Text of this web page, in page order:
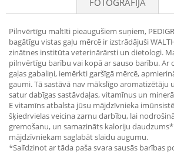
FOTOGRĀFIJA
Pilnvērtīgu maltīti pieaugušiem suņiem,
bagātīgu vistas gaļu mērcē ir izstrādājuši
zinātnes institūta veterinārārsti un dietologi.
pilnvērtīgu barību vai kopā ar sauso barību. Ar
gaļas gabaliņi, iemērkti garšīgā mērcē,
gaumi. Tā sastāvā nav mākslīgo aromatizētāju
satur dabīgas sastāvdaļas, vitamīnus un
E vitamīns atbalsta jūsu mājdzīvnieka
šķiedrvielas veicina zarnu darbību, lai
gremošanu, un samazināts kaloriju
mājdzīvniekam saglabāt slaidu augumu.
*Salīdzinot ar tāda paša svara sausās barības